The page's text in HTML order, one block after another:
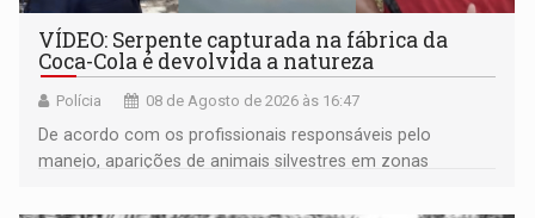
VÍDEO: Serpente capturada na fábrica da
Coca-Cola é devolvida a natureza
Polícia 08 de Agosto de 2026 às 16:47
De acordo com os profissionais responsáveis pelo
manejo, aparições de animais silvestres em zonas